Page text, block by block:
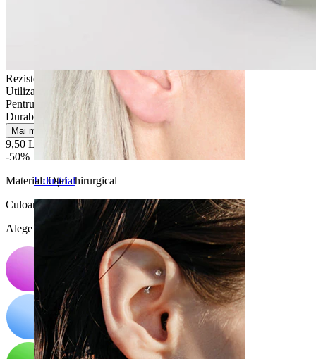
Industrial
Rezistentă la apă
Utilizare zilnică
Pentru majoritatea tipurilor de piele
Durabilă
Mai multe
9,50 Lei
19,00 Lei
-50%
Material:Oțel chirurgical
Culoare
Alege Culoare